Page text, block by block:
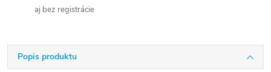
aj bez registrácie
Popis produktu